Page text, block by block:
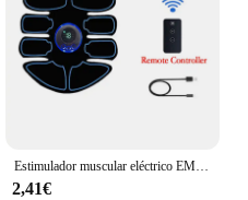
Estimulador muscular eléctrico EMS con control remoto, inalámbrico, inteligente, Fitness, entrenamiento Abdominal, masajeador de ABS, moldeador de adelgazamiento corporal
2,41€